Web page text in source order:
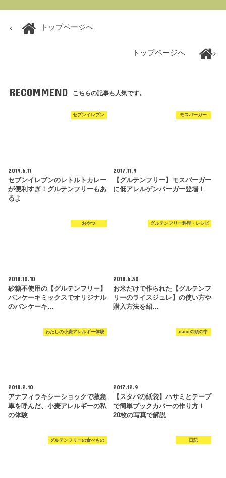
トップページへ
トップページへ
RECOMMEND こちらの記事も人気です。
セブンイレブン
2019.6.11
セブンイレブンのレトルトカレー
が便利すぎ！グルテンフリーもあ
るよ
モスバーガー
2017.11.9
【グルテンフリー】モスバーガー
に低アレルゲンバーガー登場！
おやつ
2018.10.10
砂糖不使用の【グルテンフリー】
パンケーキミックスでオリジナル
のパンケーキ…
グルテンフリー料理・レシピ
2018.6.30
お米だけで作られた【グルテンフ
リーのライスジュレ】の使い方や
購入方法を紹…
わたしの小麦アレルギー体験
2018.2.10
アナフィラキシーショックで救急
車を呼んだ、小麦アレルギーの私
の体験
nacoの頭の中
2017.12.9
【スタバの紙袋】ハサミとテープ
で簡単ブックカバーの作り方！
20枚の写真で解説
グルテンフリーの食べもの 日記